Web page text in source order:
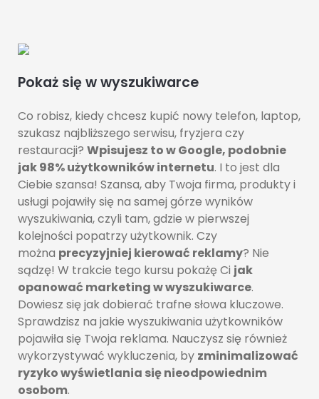
Pokaż się w wyszukiwarce
Co robisz, kiedy chcesz kupić nowy telefon, laptop,
szukasz najbliższego serwisu, fryzjera czy
restauracji? Wpisujesz to w Google, podobnie
jak 98% użytkowników internetu. I to jest dla
Ciebie szansa! Szansa, aby Twoja firma, produkty i
usługi pojawiły się na samej górze wyników
wyszukiwania, czyli tam, gdzie w pierwszej
kolejności popatrzy użytkownik. Czy
można precyzyjniej kierować reklamy? Nie
sądzę! W trakcie tego kursu pokażę Ci jak
opanować marketing w wyszukiwarce.
Dowiesz się jak dobierać trafne słowa kluczowe.
Sprawdzisz na jakie wyszukiwania użytkowników
pojawiła się Twoja reklama. Nauczysz się również
wykorzystywać wykluczenia, by zminimalizować
ryzyko wyświetlania się nieodpowiednim
osobom.